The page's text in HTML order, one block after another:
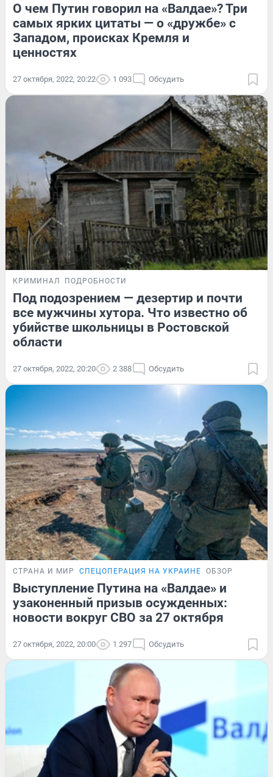
О чем Путин говорил на «Валдае»? Три
самых ярких цитаты — о «дружбе» с
Западом, происках Кремля и
ценностях
27 октября, 2022, 20:22 1 093 Обсудить
КРИМИНАЛ ПОДРОБНОСТИ
Под подозрением — дезертир и почти
все мужчины хутора. Что известно об
убийстве школьницы в Ростовской
области
27 октября, 2022, 20:20 2 388 Обсудить
СТРАНА И МИР СПЕЦОПЕРАЦИЯ НА УКРАИНЕ ОБЗОР
Выступление Путина на «Валдае» и
узаконенный призыв осужденных:
новости вокруг СВО за 27 октября
27 октября, 2022, 20:00 1 297 Обсудить